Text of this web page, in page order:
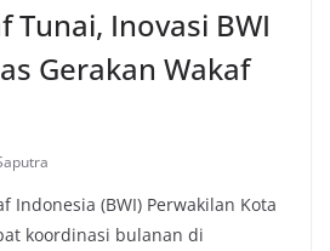
Tunai, Inovasi BWI
Gerakan Wakaf
Indonesia (BWI) Perwakilan Kota
koordinasi bulanan di